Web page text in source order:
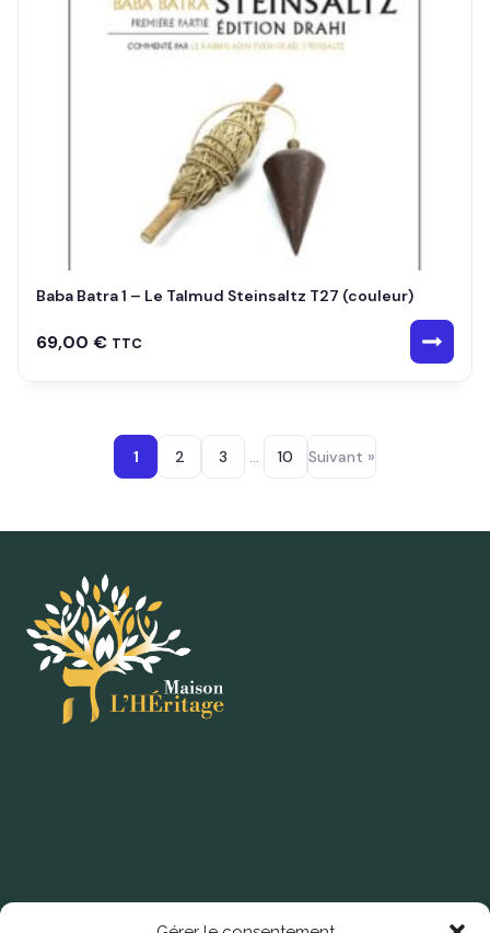
Baba Batra 1 – Le Talmud Steinsaltz T27 (couleur)
69,00 € TTC
1 2 3 … 10 Suivant »
Politique de confidentialité